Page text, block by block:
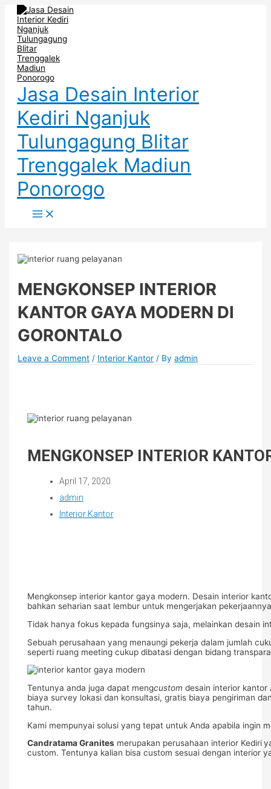
Skip
content
Jasa Desain Interior
Kediri Nganjuk
Tulungagung Blitar
Trenggalek Madiun
Ponorogo
Menu
MENGKONSEP INTERIOR
KANTOR GAYA MODERN DI
GORONTALO
Leave a Comment / Interior Kantor / Byadmin
MENGKONSEP INTERIOR
April 17, 2020
admin
Interior Kantor
Mengkonsep interior kantor gaya modern. Desain interior
bahkan seharian saat lembur untuk mengerjakan
Tidak hanya fokus kepada fungsinya saja, melainkan desain
Sebuah perusahaan yang menaungi pekerja dalam jumlah
seperti ruang meeting cukup dibatasi dengan bidang
Tentunya anda juga dapat mengcustom desain interior kantor
biaya survey lokasi dan konsultasi, gratis biaya pengiriman
tahun.
Kami mempunyai solusi yang tepat untuk Anda apabila ingin
Candratama Granitesmerupakan perusahaan interior Kediri
custom. Tentunya kalian bisa custom sesuai dengan interior
Post
navigation